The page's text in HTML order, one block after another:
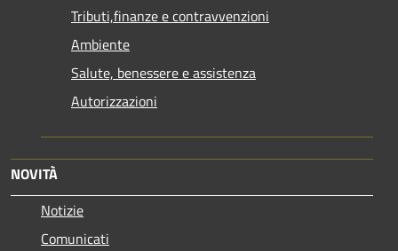
Tributi,finanze e contravvenzioni
Ambiente
Salute, benessere e assistenza
Autorizzazioni
NOVITÀ
Notizie
Comunicati